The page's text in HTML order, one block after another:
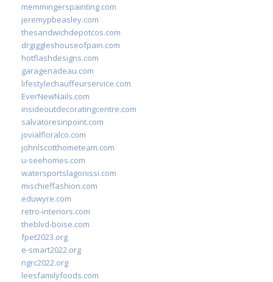
memmingerspainting.com
jeremypbeasley.com
thesandwichdepotcos.com
drgiggleshouseofpain.com
hotflashdesigns.com
garagenadeau.com
lifestylechauffeurservice.com
EverNewNails.com
insideoutdecoratingcentre.com
salvatoresinpoint.com
jovialfloralco.com
johnlscotthometeam.com
u-seehomes.com
watersportslagonissi.com
mischieffashion.com
eduwyre.com
retro-interiors.com
theblvd-boise.com
fpet2023.org
e-smart2022.org
ngrc2022.org
leesfamilyfoods.com